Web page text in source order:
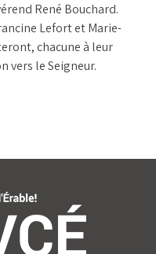
René Bouchard.
Lefort et Marie-
chacune à leur
vers le Seigneur.